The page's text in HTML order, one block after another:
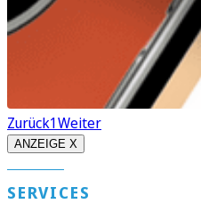
Zurück1Weiter
ANZEIGE X
SERVICES